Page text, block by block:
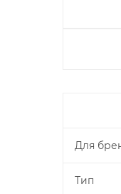
Для
Тип